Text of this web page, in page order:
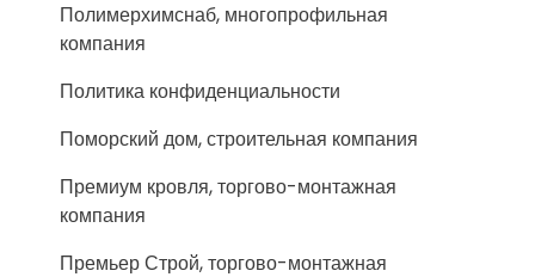
Полимерхимснаб, многопрофильная
компания
Политика конфиденциальности
Поморский дом, строительная компания
Премиум кровля, торгово-монтажная
компания
Премьер Строй, торгово-монтажная